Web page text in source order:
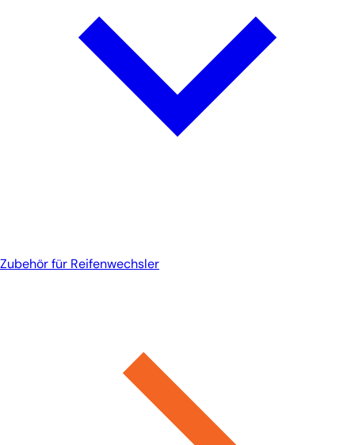
Zubehör für Reifenwechsler